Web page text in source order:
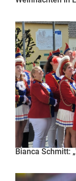
Bianca Schmitt: